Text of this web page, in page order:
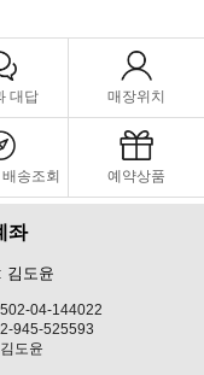
대답 매장위치
송조회 예약상품
좌
김도윤
04-144022
945-525593
도윤